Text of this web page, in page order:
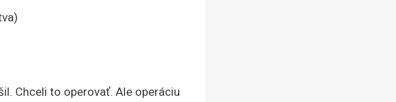
Chceli to operovať. Ale operáciu